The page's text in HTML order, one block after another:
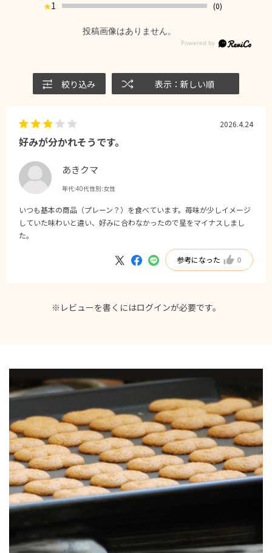
★1 (0)
投稿画像はありません。
絞り込み 表示：新しい順
好みが分かれそうです。
あきクマ
年代:40代性別:女性
2026.4.24
いつも基本の商品（プレーン？）を食べています。苺味が少しイメージ
していた味わいと違い、好みに合わなかったので星をマイナスしまし
た。
参考になった 0
※レビューを書くにはログインが必要です。